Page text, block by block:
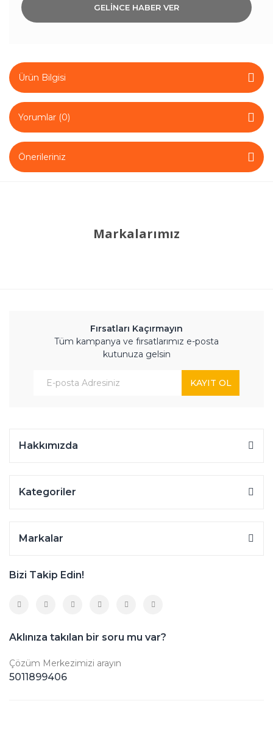
GELİNCE HABER VER
Ürün Bilgisi
Yorumlar (0)
Önerileriniz
Markalarımız
Fırsatları Kaçırmayın
Tüm kampanya ve fırsatlarımız e-posta
kutunuza gelsin
KAYIT OL
Hakkımızda
Kategoriler
Markalar
Bizi Takip Edin!
Aklınıza takılan bir soru mu var?
Çözüm Merkezimizi arayın
5011899406